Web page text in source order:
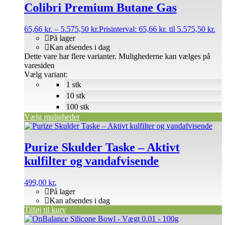
Colibri Premium Butane Gas
65,66 kr. – 5.575,50 kr.Prisinterval: 65,66 kr. til 5.575,50 kr.
På lager
Kan afsendes i dag
Vælg variant:
Vælg muligheder
Dette vare har flere varianter. Mulighederne kan vælges på
varesiden
1 stk
10 stk
100 stk
Purize Skulder Taske – Aktivt
kulfilter og vandafvisende
499,00 kr.
På lager
Kan afsendes i dag
Tilføj til kurv